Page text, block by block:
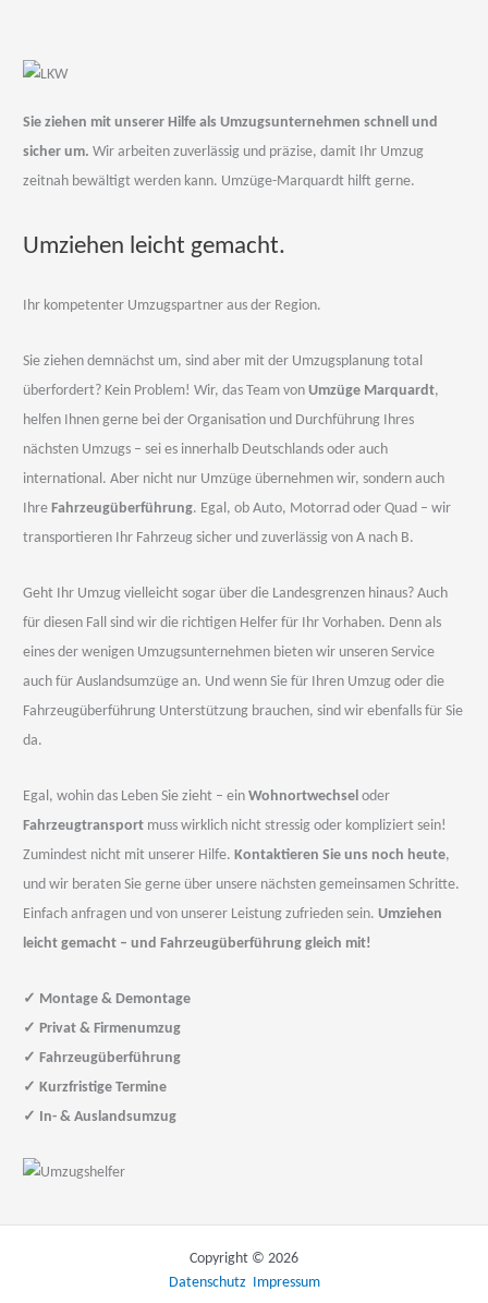
Sie ziehen mit unserer Hilfe als Umzugsunternehmen schnell und
sicher um. Wir arbeiten zuverlässig und präzise, damit Ihr Umzug
zeitnah bewältigt werden kann. Umzüge-Marquardt hilft gerne.
Umziehen leicht gemacht.
Ihr kompetenter Umzugspartner aus der Region.
Sie ziehen demnächst um, sind aber mit der Umzugsplanung total
überfordert? Kein Problem! Wir, das Team vonUmzüge Marquardt,
helfen Ihnen gerne bei der Organisation und Durchführung Ihres
nächsten Umzugs – sei es innerhalb Deutschlands oder auch
international. Aber nicht nur Umzüge übernehmen wir, sondern auch
Ihre Fahrzeugüberführung. Egal, ob Auto, Motorrad oder Quad – wir
transportieren Ihr Fahrzeug sicher und zuverlässig von A nach B.
Geht Ihr Umzug vielleicht sogar über die Landesgrenzen hinaus? Auch
für diesen Fall sind wir die richtigen Helfer für Ihr Vorhaben. Denn als
eines der wenigen Umzugsunternehmen bieten wir unseren Service
auch für Auslandsumzüge an. Und wenn Sie für Ihren Umzug oder die
Fahrzeugüberführung Unterstützung brauchen, sind wir ebenfalls für Sie
da.
Egal, wohin das Leben Sie zieht – einWohnortwechsel oder
Fahrzeugtransport muss wirklich nicht stressig oder kompliziert sein!
Zumindest nicht mit unserer Hilfe. Kontaktieren Sie uns noch heute,
und wir beraten Sie gerne über unsere nächsten gemeinsamen Schritte.
Einfach anfragen und von unserer Leistung zufrieden sein.Umziehen
leicht gemacht – und Fahrzeugüberführung gleich mit!
✓ Montage & Demontage
✓ Privat & Firmenumzug
✓ Fahrzeugüberführung
✓ Kurzfristige Termine
✓ In- & Auslandsumzug
Copyright © 2026
Datenschutz
Impressum